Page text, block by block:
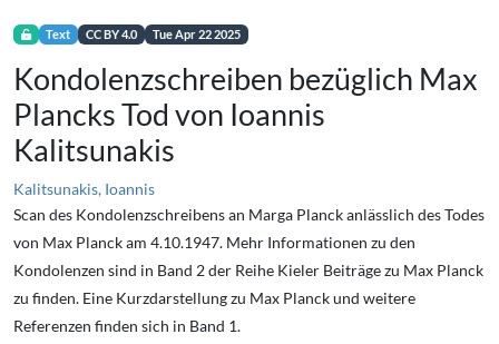
Text CC BY 4.0 Tue Apr 22 2025
Kondolenzschreiben bezüglich Max
Plancks Tod von Ioannis
Kalitsunakis
Kalitsunakis, Ioannis
Scan des Kondolenzschreibens an Marga Planck anlässlich des Todes
von Max Planck am 4.10.1947. Mehr Informationen zu den
Kondolenzen sind in Band 2 der Reihe Kieler Beiträge zu Max Planck
zu finden. Eine Kurzdarstellung zu Max Planck und weitere
Referenzen finden sich in Band 1.